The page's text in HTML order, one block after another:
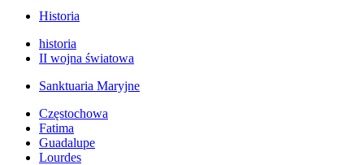
Historia
historia
II wojna światowa
Sanktuaria Maryjne
Częstochowa
Fatima
Guadalupe
Lourdes